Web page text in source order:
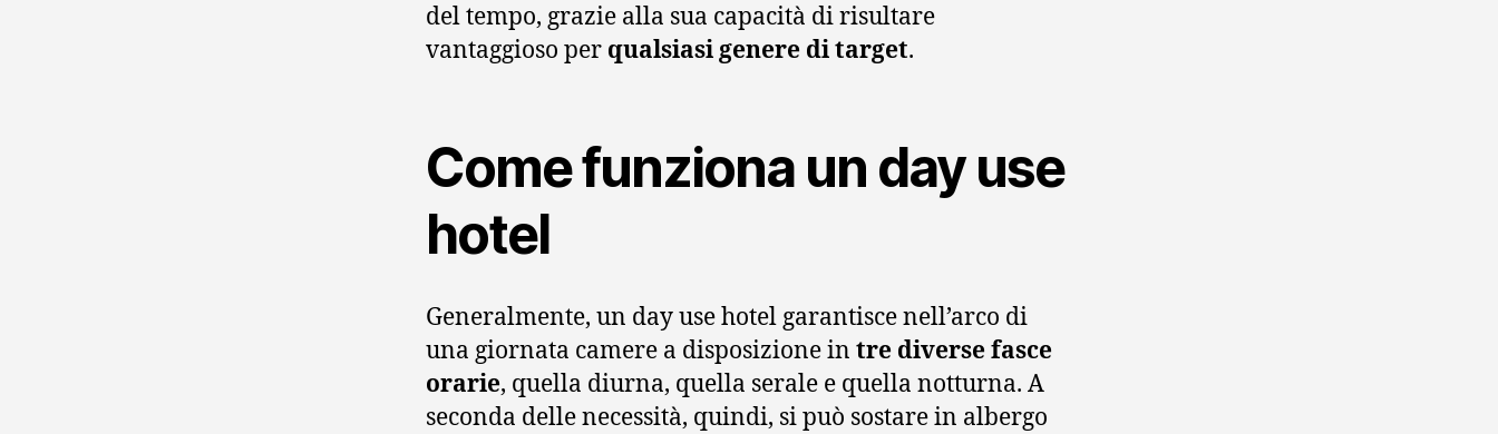
del tempo, grazie alla sua capacità di risultare
vantaggioso per qualsiasi genere di target.
Come funziona un day use
hotel
Generalmente, un day use hotel garantisce nell’arco di
una giornata camere a disposizione in tre diverse fasce
orarie, quella diurna, quella serale e quella notturna. A
seconda delle necessità, quindi, si può sostare in albergo